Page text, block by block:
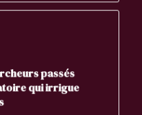
passés
qui irrigue